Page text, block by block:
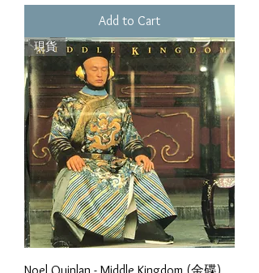
Add to Cart
現貨
Noel Quinlan - Middle Kingdom (金碟)